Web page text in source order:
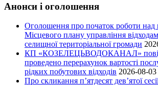
Анонси і оголошення
Оголошення про початок роботи над
Місцевого плану управління
селищної територіальної громади
КП «КОЗЕЛЕЦЬВОДОКАНАЛ»
проведено перерахунок вартості
рідких побутових відходів 2026-08-
Про скликання п’ятдесят дев’ятої